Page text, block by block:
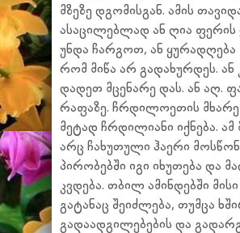
მზეზე დგომისგან. ამის
ასაცილებლად ან ღია ფერის
უნდა ჩარგოთ, ან ყურადღება
რომ მიწა არ გადახურდეს. ან
დადეთ მცენარე დას. ან აღ.
რაფაზე. ჩრდილოეთის მხარე
მეტად ჩრდილიანი იქნება. ამ
არც ჩახუთული ჰაერი
პირობებში იგი იხუთება და
კვდება. თბილ ამინდებში
გატანაც შეიძლება, თუმცა
გადაადგილებების და